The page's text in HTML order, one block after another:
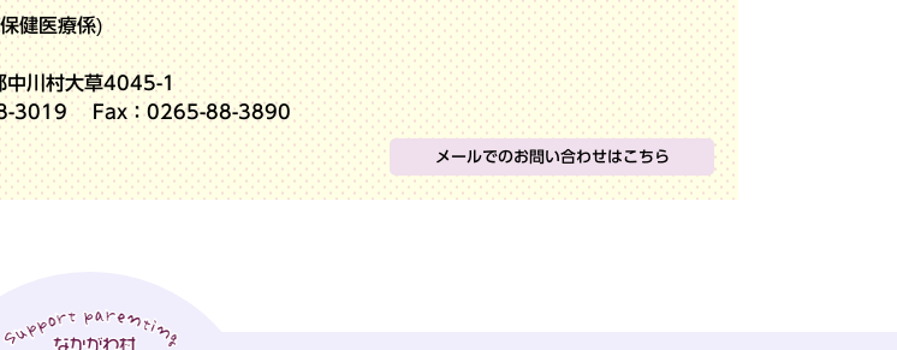
保健医療係
中川村大草4045-1
3019
Fax：0265-88-3890
メールでのお問い合わせはこちら